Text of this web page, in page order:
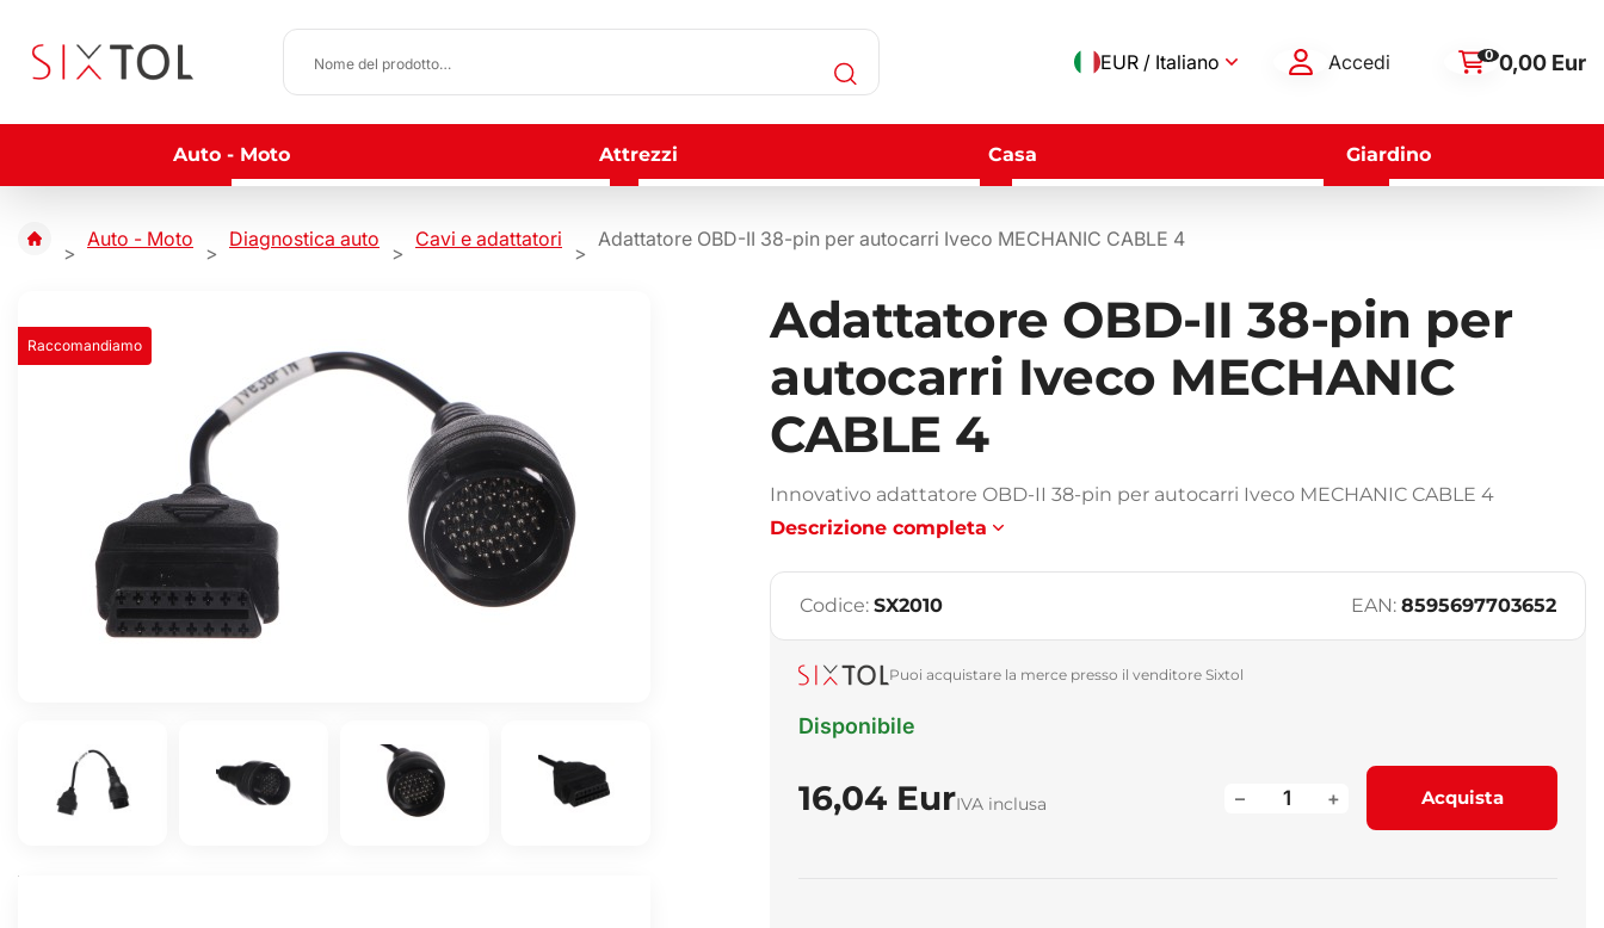
EUR / Italiano Accedi 0 0,00 Eur
Auto - Moto Attrezzi Casa Giardino
Auto - Moto Diagnostica auto Cavi e adattatori Adattatore OBD-II 38-pin per autocarri Iveco MECHANIC CABLE 4
Adattatore OBD-II 38-pin per
autocarri Iveco MECHANIC
CABLE 4
Innovativo adattatore OBD-II 38-pin per autocarri Iveco MECHANIC CABLE 4
Descrizione completa
Raccomandiamo
Codice: SX2010 EAN: 8595697703652
Puoi acquistare la merce presso il venditore Sixtol
Disponibile
16,04 EurIVA inclusa +
– Acquista